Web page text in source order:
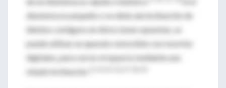
diastema es pequeño o se debe ala inclinación de
dientes contiguos en direcciones opuestas, se
puede utilizar un aparato removible con resortes
digitales, para cerrar el espacio mediante una
simple inclinación.